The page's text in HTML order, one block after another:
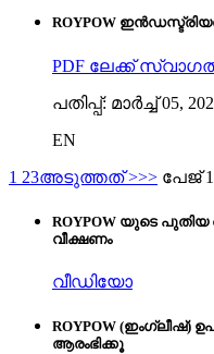
ROYPOW
PDF ലേക്ക്
പതിപ്പ്: മാർച്ച് 05,
EN
1 23അടുത്തത് >>> പേജ് 1
ROYPOW യുടെ
വീക്ഷണം
വീഡിയോ
ROYPOW (ഇംഗ്ലീഷ്)
ആരംഭിക്കൂ